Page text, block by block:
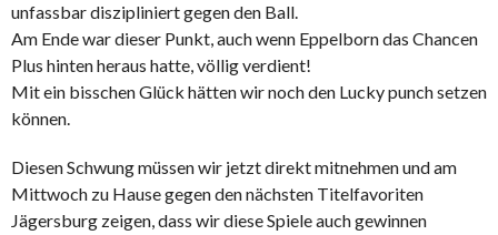
unfassbar diszipliniert gegen den Ball.
Am Ende war dieser Punkt, auch wenn Eppelborn das Chancen
Plus hinten heraus hatte, völlig verdient!
Mit ein bisschen Glück hätten wir noch den Lucky punch setzen
können.
Diesen Schwung müssen wir jetzt direkt mitnehmen und am
Mittwoch zu Hause gegen den nächsten Titelfavoriten
Jägersburg zeigen, dass wir diese Spiele auch gewinnen